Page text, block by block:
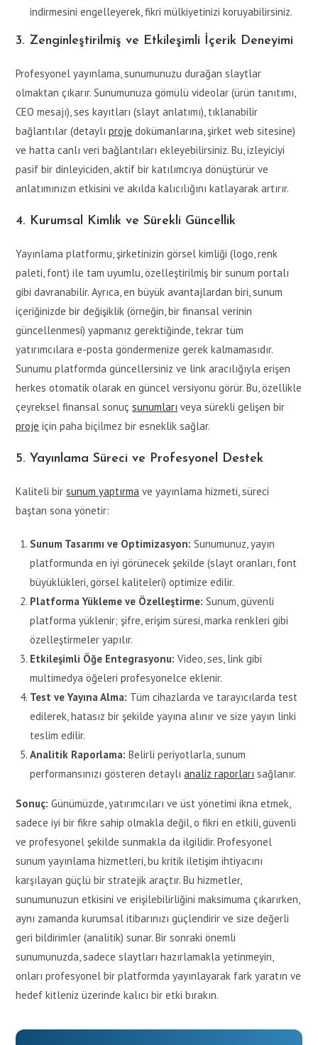
indirmesini engelleyerek, fikri mülkiyetinizi koruyabilirsiniz.
3. Zenginleştirilmiş ve Etkileşimli İçerik Deneyimi
Profesyonel yayınlama, sunumunuzu durağan slaytlar
olmaktan çıkarır. Sunumunuza gömülü videolar (ürün tanıtımı,
CEO mesajı), ses kayıtları (slayt anlatımı), tıklanabilir
bağlantılar (detaylıproje dokümanlarına, şirket web sitesine)
ve hatta canlı veri bağlantıları ekleyebilirsiniz. Bu, izleyiciyi
pasif bir dinleyiciden, aktif bir katılımcıya dönüştürür ve
anlatımınızın etkisini ve akılda kalıcılığını katlayarak artırır.
4. Kurumsal Kimlik ve Sürekli Güncellik
Yayınlama platformu, şirketinizin görsel kimliği (logo, renk
paleti, font) ile tam uyumlu, özelleştirilmiş bir sunum portalı
gibi davranabilir. Ayrıca, en büyük avantajlardan biri, sunum
içeriğinizde bir değişiklik (örneğin, bir finansal verinin
güncellenmesi) yapmanız gerektiğinde, tekrar tüm
yatırımcılara e-posta göndermenize gerek kalmamasıdır.
Sunumu platformda güncellersiniz ve link aracılığıyla erişen
herkes otomatik olarak en güncel versiyonu görür. Bu, özellikle
çeyreksel finansal sonuçsunumları veya sürekli gelişen bir
proje için paha biçilmez bir esneklik sağlar.
5. Yayınlama Süreci ve Profesyonel Destek
Kaliteli birsunum yaptırma ve yayınlama hizmeti, süreci
baştan sona yönetir:
Sunum Tasarımı ve Optimizasyon: Sunumunuz, yayın
platformunda en iyi görünecek şekilde (slayt oranları, font
büyüklükleri, görsel kaliteleri) optimize edilir.
Platforma Yükleme ve Özelleştirme: Sunum, güvenli
platforma yüklenir; şifre, erişim süresi, marka renkleri gibi
özelleştirmeler yapılır.
Etkileşimli Öğe Entegrasyonu: Video, ses, link gibi
multimedya öğeleri profesyonelce eklenir.
Test ve Yayına Alma: Tüm cihazlarda ve tarayıcılarda test
edilerek, hatasız bir şekilde yayına alınır ve size yayın linki
teslim edilir.
Analitik Raporlama: Belirli periyotlarla, sunum
performansınızı gösteren detaylıanaliz raporları sağlanır.
Sonuç: Günümüzde, yatırımcıları ve üst yönetimi ikna etmek,
sadece iyi bir fikre sahip olmakla değil, o fikri en etkili, güvenli
ve profesyonel şekilde sunmakla da ilgilidir. Profesyonel
sunum yayınlama hizmetleri, bu kritik iletişim ihtiyacını
karşılayan güçlü bir stratejik araçtır. Bu hizmetler,
sunumunuzun etkisini ve erişilebilirliğini maksimuma çıkarırken,
aynı zamanda kurumsal itibarınızı güçlendirir ve size değerli
geri bildirimler (analitik) sunar. Bir sonraki önemli
sunumunuzda, sadece slaytları hazırlamakla yetinmeyin,
onları profesyonel bir platformda yayınlayarak fark yaratın ve
hedef kitleniz üzerinde kalıcı bir etki bırakın.